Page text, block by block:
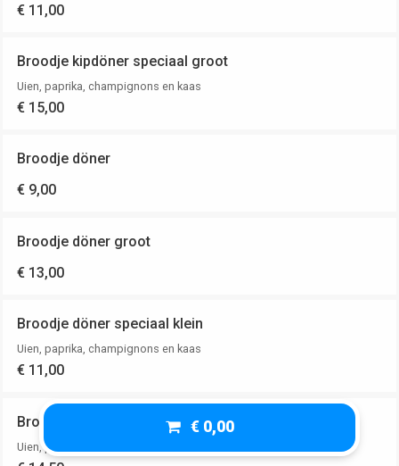
€ 11,00
Broodje kipdöner speciaal groot
Uien, paprika, champignons en kaas
€ 15,00
Broodje döner
€ 9,00
Broodje döner groot
€ 13,00
Broodje döner speciaal klein
Uien, paprika, champignons en kaas
€ 11,00
Broodje döner speciaal groot
Uien, paprika, champignons en kaas
€ 0,00